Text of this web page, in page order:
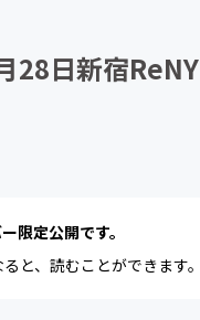
28日新宿ReNY
限定公開です。
と、読むことができます。